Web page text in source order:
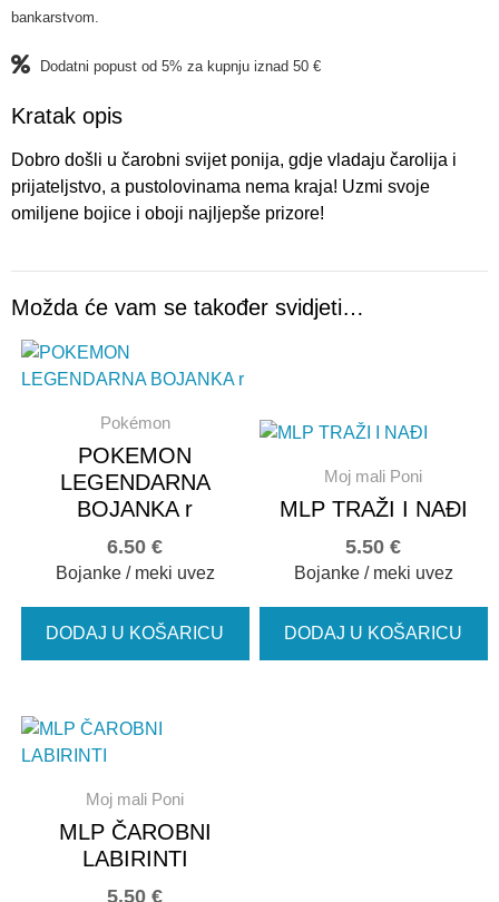
bankarstvom.
Dodatni popust od 5% za kupnju iznad 50 €
Kratak opis
Dobro došli u čarobni svijet ponija, gdje vladaju čarolija i
prijateljstvo, a pustolovinama nema kraja! Uzmi svoje
omiljene bojice i oboji najljepše prizore!
Možda će vam se također svidjeti…
Pokémon
POKEMON
LEGENDARNA
BOJANKA r
6.50€
Bojanke / meki uvez
DODAJ U KOŠARICU
Moj mali Poni
MLP TRAŽI I NAĐI
5.50€
Bojanke / meki uvez
DODAJ U KOŠARICU
Moj mali Poni
MLP ČAROBNI
LABIRINTI
5.50€